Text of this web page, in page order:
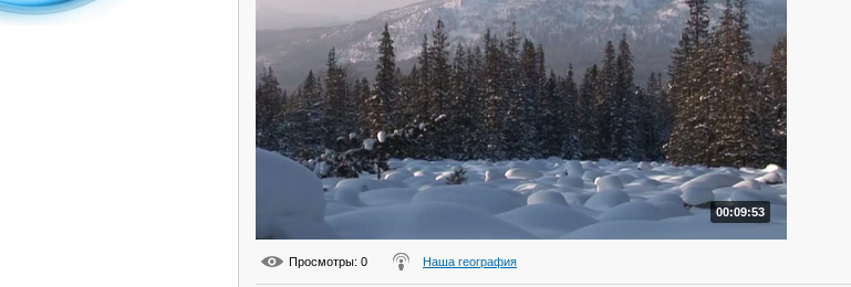
00:09:53
Просмотры: 0 Наша география